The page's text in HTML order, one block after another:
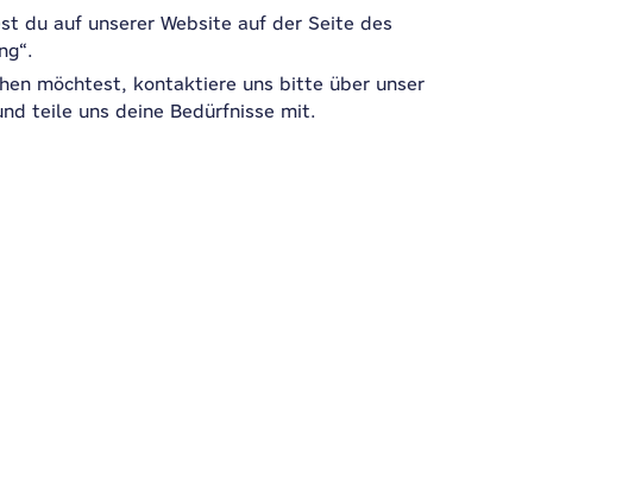
du auf unserer Website auf der Seite des
möchtest, kontaktiere uns bitte über unser
teile uns deine Bedürfnisse mit.